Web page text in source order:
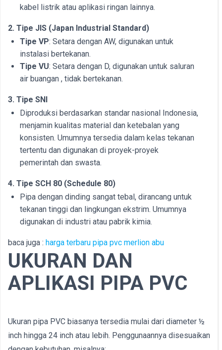
kabel listrik atau aplikasi ringan lainnya.
2. Tipe JIS (Japan Industrial Standard)
Tipe VP: Setara dengan AW, digunakan untuk
instalasi bertekanan.
Tipe VU: Setara dengan D, digunakan untuk saluran
air buangan , tidak bertekanan.
3. Tipe SNI
Diproduksi berdasarkan standar nasional Indonesia,
menjamin kualitas material dan ketebalan yang
konsisten. Umumnya tersedia dalam kelas tekanan
tertentu dan digunakan di proyek-proyek
pemerintah dan swasta.
4. Tipe SCH 80 (Schedule 80)
Pipa dengan dinding sangat tebal, dirancang untuk
tekanan tinggi dan lingkungan ekstrim. Umumnya
digunakan di industri atau pabrik kimia.
baca juga : harga terbaru pipa pvc merlion abu
UKURAN DAN
APLIKASI PIPA PVC
Ukuran pipa PVC biasanya tersedia mulai dari diameter ½
inch hingga 24 inch atau lebih. Penggunaannya disesuaikan